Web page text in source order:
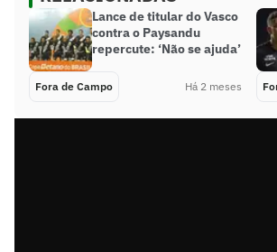
Lance de titular do Vasco
contra o Paysandu
repercute: ‘Não se ajuda’
Fora de Campo Há 2 meses